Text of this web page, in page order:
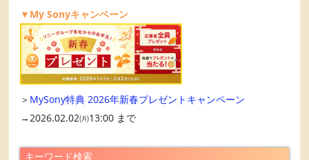
▼My Sonyキャンペーン
＞ MySony特典 2026年新春プレゼントキャンペーン
→2026.02.02㈪13:00 まで
キーワード検索